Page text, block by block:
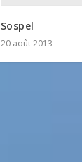
Sospel
20 août 2013